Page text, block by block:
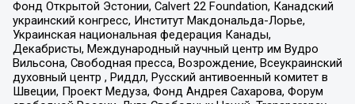
Фонд Открытой Эстонии, Calvert 22 Foundation, Канадский
украинский конгресс, Институт Макдональда-Лорье,
Украинская национальная федерация Канады,
Декабристы, Международный научный центр им Вудро
Вильсона, Свободная пресса, Возрождение, Всеукраинский
духовный центр , Риддл, Русский антивоенный комитет в
Швеции, Проект Медуза, Фонд Андрея Сахарова, Форум